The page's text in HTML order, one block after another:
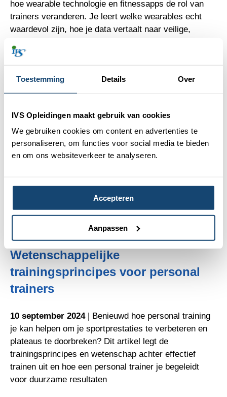
Toestemming Details Over
IVS Opleidingen maakt gebruik van cookies
We gebruiken cookies om content en advertenties te
personaliseren, om functies voor social media te bieden
en om ons websiteverkeer te analyseren.
Accepteren
Aanpassen
hoe wearable technologie en fitnessapps de rol van
trainers veranderen. Je leert welke wearables echt
waardevol zijn, hoe je data vertaalt naar veilige,
integreert in haar personal trainer opleiding.
Info IVS Tips Lees Verder
Wetenschappelijke
trainingsprincipes voor personal
trainers
10 september 2024| Benieuwd hoe personal training
je kan helpen om je sportprestaties te verbeteren en
plateaus te doorbreken? Dit artikel legt de
trainingsprincipes en wetenschap achter effectief
trainen uit en hoe een personal trainer je begeleidt
voor duurzame resultaten